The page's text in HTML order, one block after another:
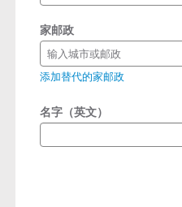
家邮政
输入城市或邮政
添加替代的家邮政
名字（英文）